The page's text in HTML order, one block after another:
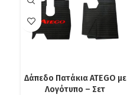
Δάπεδο Πατάκια ATEGO με
Λογότυπο – Σετ